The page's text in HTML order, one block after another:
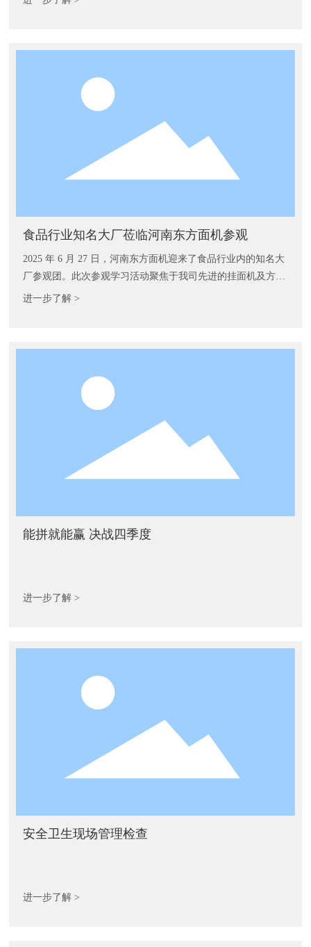
食品行业知名大厂莅临河南东方面机参观
2025 年 6 月 27 日，河南东方面机迎来了食品行业内的知名大
厂参观团。此次参观学习活动聚焦于我司先进的挂面机及方便
面机技术，旨在促进双方在食品机械领域的深度交流与合作。
进一步了解 >
能拼就能赢 决战四季度
进一步了解 >
安全卫生现场管理检查
进一步了解 >